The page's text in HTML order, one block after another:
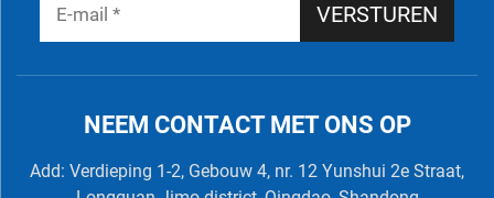
VERSTUREN
NEEM CONTACT MET ONS OP
Add: Verdieping 1-2, Gebouw 4, nr. 12 Yunshui 2e Straat,